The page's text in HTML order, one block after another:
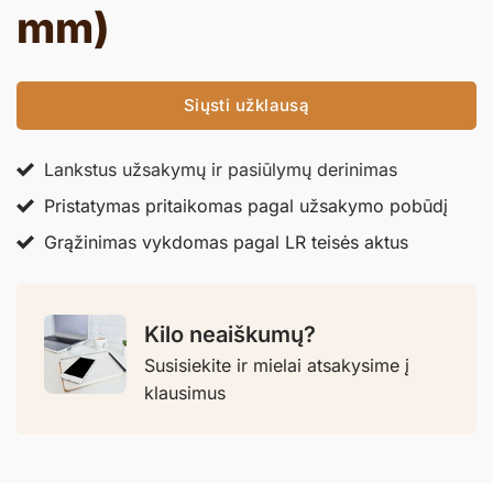
mm)
Siųsti užklausą
Lankstus užsakymų ir pasiūlymų derinimas
Pristatymas pritaikomas pagal užsakymo pobūdį
Grąžinimas vykdomas pagal LR teisės aktus
Kilo neaiškumų?
Susisiekite ir mielai atsakysime į
klausimus